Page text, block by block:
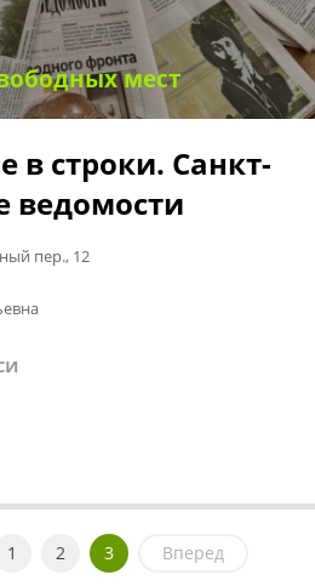
мест
в строки. Санкт-
ведомости
пер., 12
1 2 3 Вперед